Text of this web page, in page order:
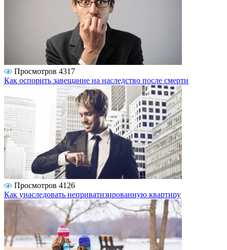
Просмотров 4317
Как оспорить завещание на наследство после смерти
Просмотров 4126
Как унаследовать неприватизированную квартиру